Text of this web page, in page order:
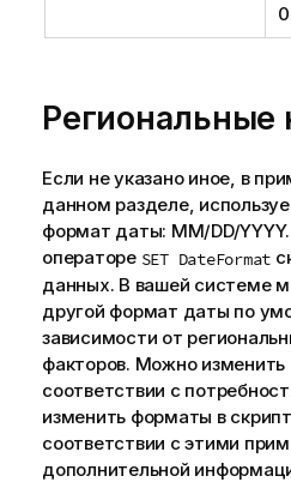
Региональные
Если не указано иное, в
данном разделе,
формат даты: MM/DD/
операторе SET DateFormat
данных. В вашей системе
другой формат даты по
зависимости от
факторов. Можно
соответствии с
изменить форматы в
соответствии с этими
дополнительной